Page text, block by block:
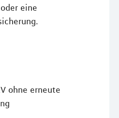
eine
ohne erneute